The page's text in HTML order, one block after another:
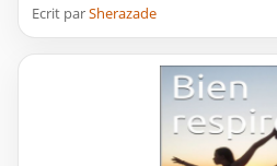
Ecrit parSherazade